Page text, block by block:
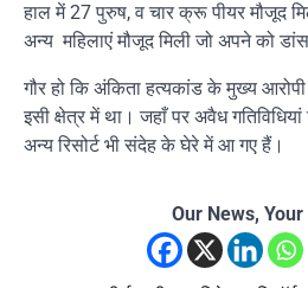
हाल में 27 पुरुष, व चार क्रू पीयर मौजूद
अन्य महिलाएं मौजूद मिली जो अपने को
गौर हो कि अंकिता हत्यकांड के मुख्य आरोपी
इसी क्षेत्र में था। जहाँ पर अवैध
अन्य रिसोर्ट भी संदेह के घेरे में आ गए हैं।
Our News,